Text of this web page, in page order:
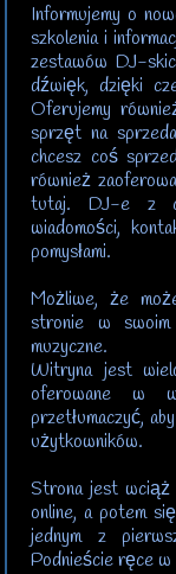
Informujemy o
szkolenia i
zestawów DJ-
dźwięk, dzięki
Oferujemy
sprzęt na
chcesz coś
również
tutaj. DJ-e ​​z
wiadomości,
pomysłami.
Możliwe, że
stronie w swoim
muzyczne.
Witryna jest
oferowane w
przetłumaczyć,
użytkowników.
Strona jest wciąż
online, a potem
jednym z
Podnieście ręce